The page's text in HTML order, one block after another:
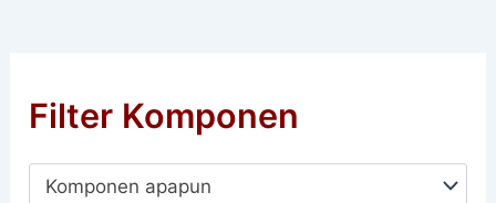
Filter Komponen
Komponen apapun